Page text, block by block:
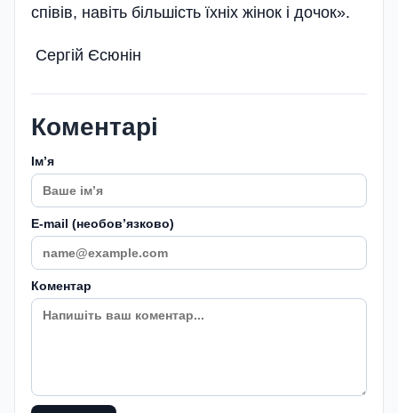
співів, навіть більшість їхніх жінок і дочок».
Сергій Єсюнін
Коментарі
Імʼя
E-mail (необовʼязково)
Коментар